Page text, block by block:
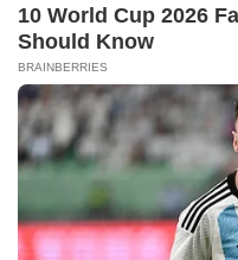
#Nasional
#Enrekang
#Barru
Komentar Terbaru
Light Dark